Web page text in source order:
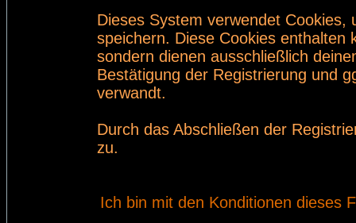
Dieses System verwendet
speichern. Diese Cookies enthalten
sondern dienen ausschließlich
Bestätigung der Registrierung und
verwandt.
Durch das Abschließen der
zu.
Ich bin mit den Konditionen dieses